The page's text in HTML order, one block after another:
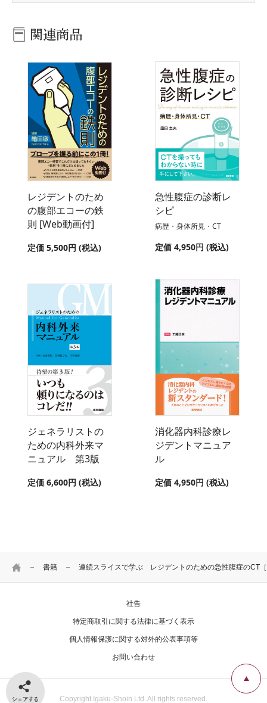
HOME 書籍 連続スライスで学ぶ レジデントのための急性腹症のCT
関連商品
レジデントのため
の腹部エコーの鉄
則 [Web動画付]
定価 5,500円 (税込)
急性腹症の診断レ
シピ
病歴・身体所見・CT
定価 4,950円 (税込)
ジェネラリストの
ための内科外来マ
ニュアル 第3版
定価 6,600円 (税込)
消化器内科診療レ
ジデントマニュア
ル
定価 4,950円 (税込)
シェアする
社告
特定商取引に関する法律に基づく表示
個人情報保護に関する対外的公表事項等
お問い合わせ
Copyright Igaku-Shoin Ltd. All rights reserved.